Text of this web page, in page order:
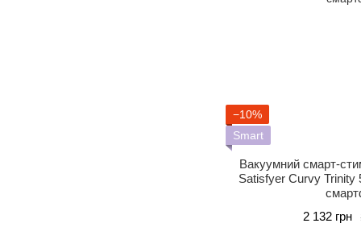
−10%
Smart
Вакуумний смарт-
Satisfyer Curvy Trinity
2 132 грн